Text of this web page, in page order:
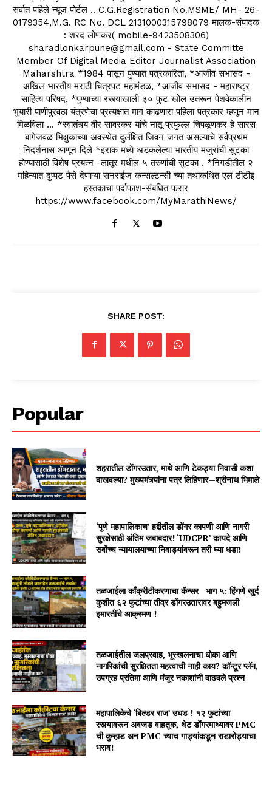
सर्वात पहिले न्यूज पोर्टल .. C.G.Registration No.MSME/ MH- 26-
0179354,M.G. RC No. DCL 2131000315798079 मालक-संपादक
: शरद लोणकर( mobile-9423508306)
sharadlonkarpune@gmail.com - State Committe
Member Of Digital Media Editor Journalist Association
Maharshtra *1984 पासून पुण्यात पत्रकारिता, *आजीव सभासद -
अखिल भारतीय मराठी चित्रपट महामंडळ, *आजीव सभासद - महाराष्ट्र
साहित्य परिषद, *पुण्याच्या रस्त्याखाली ३० फुट खोल उतरून पेशवेकालीन
भुयारी पाणीपुरवठा यंत्रणेचा प्रत्यक्षात माग काढणारा पहिला पत्रकार म्हणून मान
मिळविला ... *स्वातंत्र्य वीर सावरकर यांचे नातू प्रफुल्ल चिपळूणकर हे सारस
बागेजवळ भिक्षुकाच्या अवस्थेत दुर्लक्षित जिवन जगत असल्याचे सर्वप्रथम
निदर्शनास आणून दिले *इराक मध्ये अडकलेल्या भारतीय मजुरांची सुटका
होण्यासाठी विशेष प्रयत्न -लातूर मधील ५ तरुणांची सुटका . *निगडीतील २
महिन्यात दुप्पट पैसे देणाऱ्या सनराईज कन्सल्टन्सी च्या तथाकथित एल टीटीइ
हस्तकाचा पर्दाफाश-संबधित फरार
https://www.facebook.com/MyMarathiNews/
SHARE POST:
Popular
शहरातील डोंगरउतार, माथे आणि टेकड्या निवासी कशा
दाखवल्या? मुख्यमंत्र्यांना पत्र लिहिणार—श्रीनाथ भिमाले
‘पुणे महापालिकाच’ हद्दीतील डोंगर कापणी आणि नागरी
सुरक्षेसाठी अंतिम जबाबदार! ‘UDCPR’ कायदे आणि
सर्वोच्च न्यायालयाच्या निवाड्यांवरून तरी घ्या धडा!
तळजाईला काँक्रीटीकरणाचा कॅन्सर—भाग ५: हिंगणे खुर्द
कुशीत ६२ फुटांच्या तीव्र डोंगरउतारावर बहुमजली
इमारतींचे आक्रमण !
तळजाईतील जलप्रवाह, भूस्खलनाचा धोका आणि
नागरिकांची सुरक्षितता महत्वाची नाही काय? कॉन्टूर प्लॅन,
उपग्रह प्रतिमा आणि मंजूर नकाशांनी वाढवले प्रश्न
महापालिकेचे ‘बिल्डर राज’ उघड ! १२ फुटांच्या
रस्त्यावरून अवजड वाहतूक, थेट डोंगरमाथ्यावर PMC
ची कुऱ्हाड अन PMC च्याच गाड्यांकडून राडारोड्याचा
भराव!